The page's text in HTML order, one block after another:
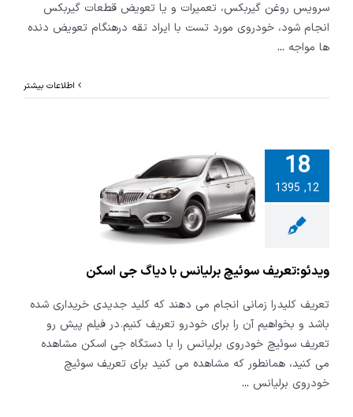
سرویس روغن گیربکس، تعمیرات و یا تعویض قطعات گیربکس
انجام شود، خودروی مورد تست با ایراد تقه درهنگام تعویض دنده
ها مواجه ...
اطلاعات بیشتر
18
12, 1395سوئیچ
ویدئو:تعریف سوئیچ برلیانس با دیاگ جی اسکن
تعریف کلید را زمانی انجام می دهند که کلید جدیدی خریداری شده
باشد و بخواهیم آن را برای خودرو تعریف کنیم. در فیلم پیش رو
تعریف سوئیچ خودروی برلیانس را با دستگاه جی اسکن مشاهده
می کنید، همانطور که مشاهده می کنید برای تعریف سوئیچ
خودروی برلیانس ...